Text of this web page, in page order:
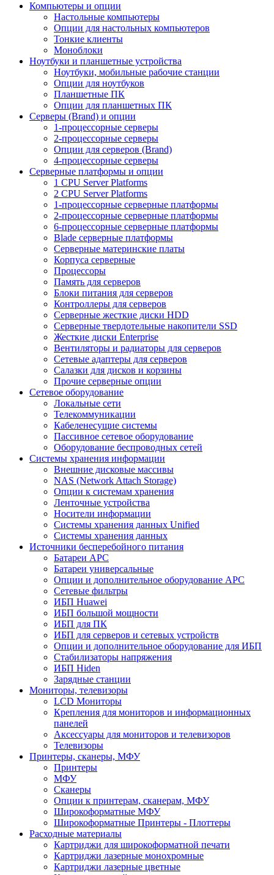
Компьютеры и опции
Настольные компьютеры
Опции для настольных компьютеров
Тонкие клиенты
Моноблоки
Ноутбуки и планшетные устройства
Ноутбуки, мобильные рабочие станции
Опции для ноутбуков
Планшетные ПК
Опции для планшетных ПК
Серверы (Brand) и опции
1-процессорные серверы
2-процессорные серверы
Опции для серверов (Brand)
4-процессорные серверы
Серверные платформы и опции
1 CPU Server Platforms
2 CPU Server Platforms
1-процессорные серверные платформы
2-процессорные серверные платформы
6-процессорные серверные платформы
Blade серверные платформы
Серверные материнские платы
Корпуса серверные
Процессоры
Память для серверов
Блоки питания для серверов
Контроллеры для серверов
Серверные жесткие диски HDD
Серверные твердотельные накопители SSD
Жесткие диски Enterprise
Вентиляторы и радиаторы для серверов
Сетевые адаптеры для серверов
Салазки для дисков и корзины
Прочие серверные опции
Сетевое оборудование
Локальные сети
Телекоммуникации
Кабеленесущие системы
Пассивное сетевое оборудование
Оборудование беспроводных сетей
Системы хранения информации
Внешние дисковые массивы
NAS (Network Attach Storage)
Опции к системам хранения
Ленточные устройства
Носители информации
Системы хранения данных Unified
Системы хранения данных
Источники бесперебойного питания
Батареи APC
Батареи универсальные
Опции и дополнительное оборудование АРС
Сетевые фильтры
ИБП Huawei
ИБП большой мощности
ИБП для ПК
ИБП для серверов и сетевых устройств
Опции и дополнительное оборудование для ИБП
Стабилизаторы напряжения
ИБП Hiden
Зарядные станции
Мониторы, телевизоры
LCD Мониторы
Крепления для мониторов и информационных
панелей
Аксессуары для мониторов и телевизоров
Телевизоры
Принтеры, сканеры, МФУ
Принтеры
МФУ
Сканеры
Опции к принтерам, сканерам, МФУ
Широкоформатные МФУ
Широкоформатные Принтеры - Плоттеры
Расходные материалы
Картриджи для широкоформатной печати
Картриджи лазерные монохромные
Картриджи лазерные цветные